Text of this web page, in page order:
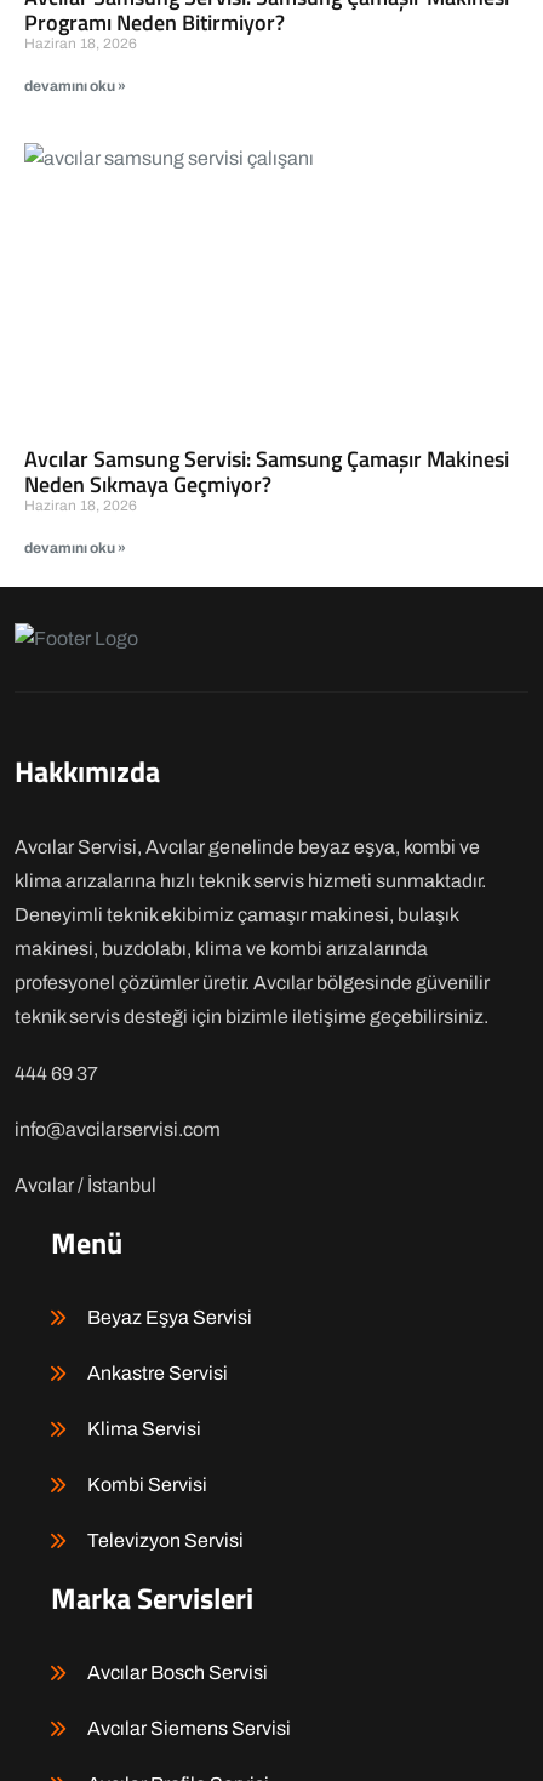
Programı Neden Bitirmiyor?
Haziran 18, 2026
devamını oku »
Avcılar Samsung Servisi: Samsung Çamaşır Makinesi
Neden Sıkmaya Geçmiyor?
Haziran 18, 2026
devamını oku »
Hakkımızda
Avcılar Servisi, Avcılar genelinde beyaz eşya, kombi ve
klima arızalarına hızlı teknik servis hizmeti sunmaktadır.
Deneyimli teknik ekibimiz çamaşır makinesi, bulaşık
makinesi, buzdolabı, klima ve kombi arızalarında
profesyonel çözümler üretir. Avcılar bölgesinde güvenilir
teknik servis desteği için bizimle iletişime geçebilirsiniz.
444 69 37
info@avcilarservisi.com
Avcılar / İstanbul
Menü
Beyaz Eşya Servisi
Ankastre Servisi
Klima Servisi
Kombi Servisi
Televizyon Servisi
Marka Servisleri
Avcılar Bosch Servisi
Avcılar Siemens Servisi